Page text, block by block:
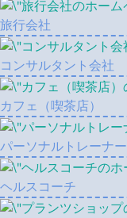
旅行会社
コンサルタント会社
カフェ（喫茶店）
パーソナルトレーナー
ヘルスコーチ